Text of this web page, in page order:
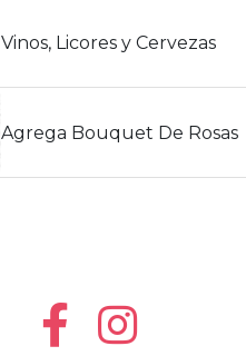
Vinos, Licores y Cervezas
Agrega Bouquet De Rosas